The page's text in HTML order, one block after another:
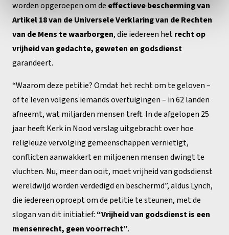
worden opgeroepen om de effectieve bescherming van
Artikel 18 van de Universele Verklaring van de Rechten
van de Mens te waarborgen, die iedereen hetrecht op
vrijheid van gedachte, geweten en godsdienst
garandeert.
“Waarom deze petitie? Omdat het recht om te geloven –
of te leven volgens iemands overtuigingen – in 62 landen
afneemt, wat miljarden mensen treft. In de afgelopen 25
jaar heeft Kerk in Nood verslag uitgebracht over hoe
religieuze vervolging gemeenschappen vernietigt,
conflicten aanwakkert en miljoenen mensen dwingt te
vluchten. Nu, meer dan ooit, moet vrijheid van godsdienst
wereldwijd worden verdedigd en beschermd”, aldus Lynch,
die iedereen oproept om de petitie te steunen, met de
slogan van dit initiatief:“Vrijheid van godsdienst is een
mensenrecht, geen voorrecht”.